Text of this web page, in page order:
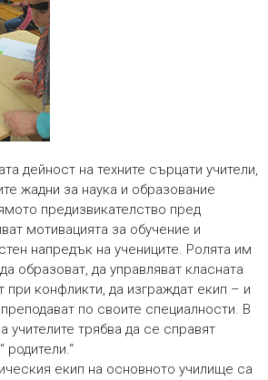
дейност на техните сърцати учители,
жадни за наука и образование
предизвикателство пред
мотивацията за обучение и
напредък на учениците. Ролята им
образоват, да управляват класната
при конфликти, да изграждат екип – и
по своите специалности. В
учителите трябва да се справят
родители.“
екип на основното училище са